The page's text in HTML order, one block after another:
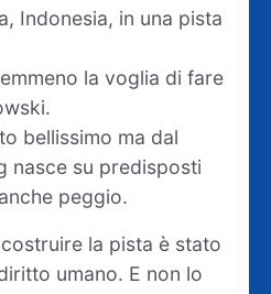
Indonesia, in una pista
la voglia di fare
bellissimo ma dal
nasce su predisposti
peggio.
la pista è stato
umano. E non lo